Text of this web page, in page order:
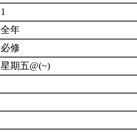
1
全年
必修
星期五@(~)